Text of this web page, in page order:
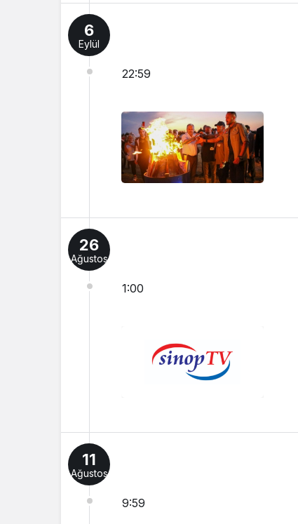
6
Eylül
22:59
26
Ağustos
1:00
11
Ağustos
9:59